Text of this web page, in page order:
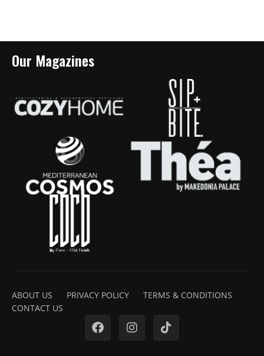
Our Magazines
ABOUT US PRIVACY POLICY
TERMS & CONDITIONS
CONTACT US